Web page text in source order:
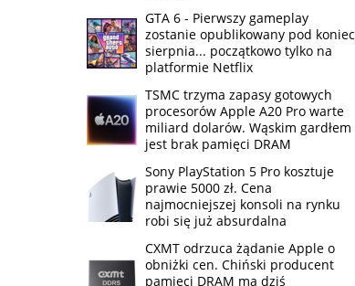
GTA 6 - Pierwszy gameplay
zostanie opublikowany pod koniec
sierpnia... początkowo tylko na
platformie Netflix
TSMC trzyma zapasy gotowych
procesorów Apple A20 Pro warte
miliard dolarów. Wąskim gardłem
jest brak pamięci DRAM
Sony PlayStation 5 Pro kosztuje
prawie 5000 zł. Cena
najmocniejszej konsoli na rynku
robi się już absurdalna
CXMT odrzuca żądanie Apple o
obniżki cen. Chiński producent
pamięci DRAM ma dziś